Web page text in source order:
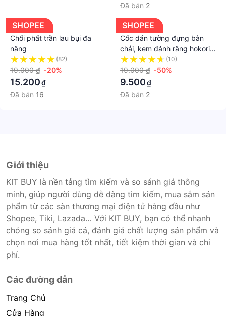
Đã bán 2
SHOPEE
Chổi phất trần lau bụi đa
năng
(82)
19.000 ₫ -20%
15.200₫
Đã bán 16
SHOPEE
Cốc dán tường đựng bàn
chải, kem đánh răng hokori
Việt Nhật, có lỗ thoát nước
6370
(10)
19.000 ₫ -50%
9.500₫
Đã bán 2
Giới thiệu
KIT BUY là nền tảng tìm kiếm và so sánh giá thông
minh, giúp người dùng dễ dàng tìm kiếm, mua sắm sản
phẩm từ các sàn thương mại điện tử hàng đầu như
Shopee, Tiki, Lazada… Với KIT BUY, bạn có thể nhanh
chóng so sánh giá cả, đánh giá chất lượng sản phẩm và
chọn nơi mua hàng tốt nhất, tiết kiệm thời gian và chi
phí.
Các đường dẫn
Trang Chủ
Cửa Hàng